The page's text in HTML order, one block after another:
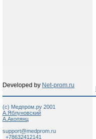
Developed by Net-prom.ru
(c) Медпром.ру 2001
А.Яблуновский
А.Акопянц
support@medprom.ru
+78632412141